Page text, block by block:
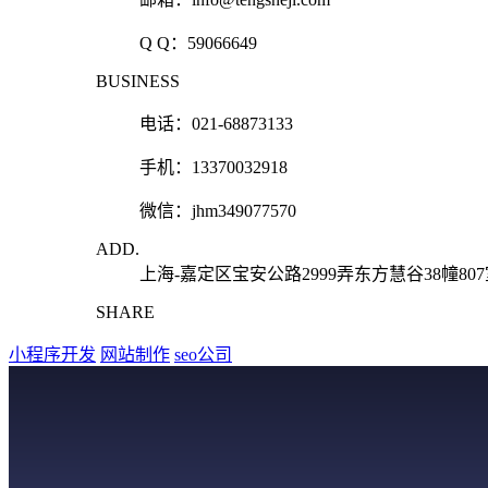
Q Q： 59066649
BUSINESS
电话：021-68873133
手机：13370032918
微信：jhm349077570
ADD.
上海-嘉定区宝安公路2999弄东方慧谷38幢
SHARE
小程序开发 网站制作 seo公司